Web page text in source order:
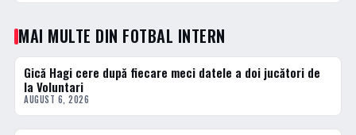
MAI MULTE DIN FOTBAL INTERN
FOTBAL INTERN
Gică Hagi cere după fiecare meci datele a doi jucători de
la Voluntari
AUGUST 6, 2026